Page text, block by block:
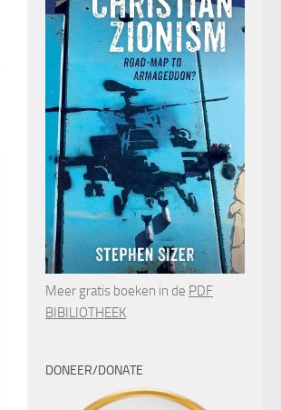
Meer gratis boeken in de PDF
BIBILIOTHEEK
DONEER/DONATE